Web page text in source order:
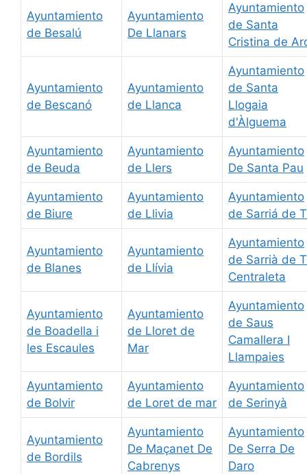
Ayuntamiento
de Besalú
Ayuntamiento
De Llanars
Ayuntamiento
de Santa
Cristina de
Ayuntamiento
de Bescanó
Ayuntamiento
de Llanca
Ayuntamiento
de Santa
Llogaia
d'Àlguema
Ayuntamiento
de Beuda
Ayuntamiento
de Llers
Ayuntamiento
De Santa Pau
Ayuntamiento
de Biure
Ayuntamiento
de Llivia
Ayuntamiento
de Sarriá de
Ayuntamiento
de Blanes
Ayuntamiento
de Llívia
Ayuntamiento
de Sarrià de
Centraleta
Ayuntamiento
de Boadella i
les Escaules
Ayuntamiento
de Lloret de
Mar
Ayuntamiento
de Saus
Camallera I
Llampaies
Ayuntamiento
de Bolvir
Ayuntamiento
de Loret de mar
Ayuntamiento
de Serinyà
Ayuntamiento
de Bordils
Ayuntamiento
De Maçanet De
Cabrenys
Ayuntamiento
De Serra De
Daro